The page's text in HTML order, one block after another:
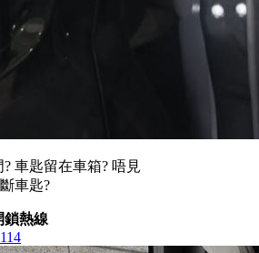
? 車匙留在車箱? 唔見
車匙?
鎖熱線